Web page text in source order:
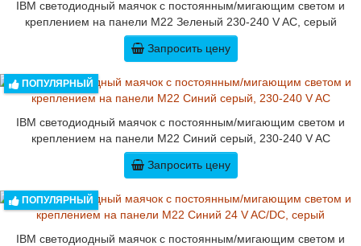
IBM светодиодный маячок с постоянным/мигающим светом и
креплением на панели M22 Зеленый 230-240 V AC, серый
Запросить цену
ПОПУЛЯРНЫЙ
IBM светодиодный маячок с постоянным/мигающим светом и
креплением на панели M22 Синий серый, 230-240 V AC
Запросить цену
ПОПУЛЯРНЫЙ
IBM светодиодный маячок с постоянным/мигающим светом и